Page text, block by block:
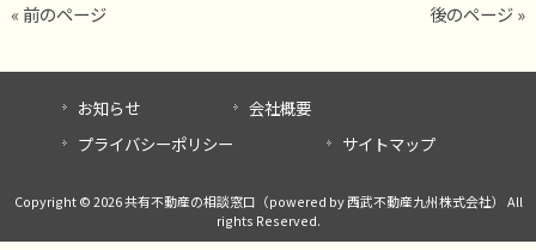
« 前のページ 後のページ »
お知らせ
会社概要
プライバシーポリシー
サイトマップ
Copyright © 2026 共有不動産の相談窓口（powered by 西武不動産九州株式会社） All
rights Reserved.